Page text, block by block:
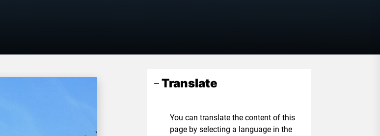
Translate
You can translate the content of this
page by selecting a language in the